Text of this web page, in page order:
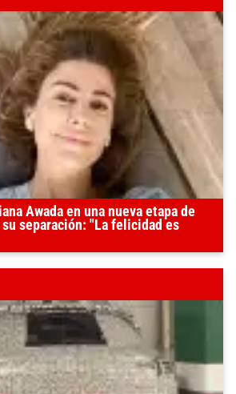
Awada en una nueva etapa de
separación: "La felicidad es